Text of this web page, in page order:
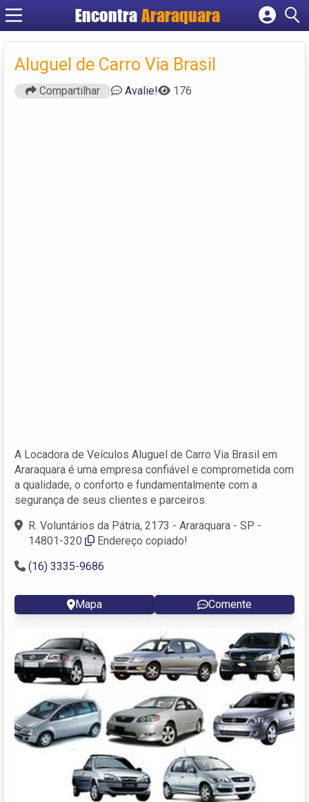
EncontraAraraquara
Cadastrar empresa
Criar conta
Aluguel de Carro Via Brasil
Compartilhar Avalie! 176
A Locadora de Veículos Aluguel de Carro Via Brasil em
Araraquara é uma empresa confiável e comprometida com
a qualidade, o conforto e fundamentalmente com a
segurança de seus clientes e parceiros.
R. Voluntários da Pátria, 2173 - Araraquara - SP -
14801-320
Endereço copiado!
(16) 3335-9686
Mapa Comente